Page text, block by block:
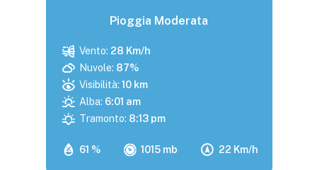
Pioggia Moderata
61 % 1015 mb 22 Km/h
Vento: 28 Km/h
Nuvole: 87%
Visibilità: 10 km
Alba: 6:01 am
Tramonto: 8:13 pm